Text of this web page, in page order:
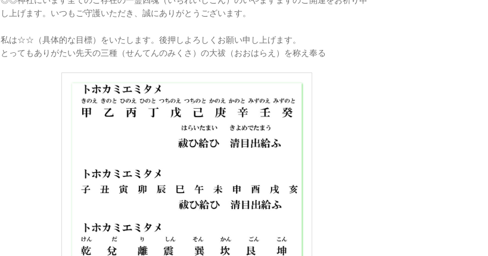
し上げます。いつもご守護いただき、誠にありがとうございます。
私は☆☆（具体的な目標）をいたします。後押しよろしくお願い申し上げます。
とってもありがたい先天の三種（せんてんのみくさ）の大祓（おおはらえ）を称え奉る